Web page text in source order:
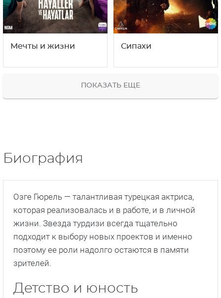
Мечты и жизни Сипахи
ПОКАЗАТЬ ЕЩЕ
Биография
Озге Гюрель — талантливая турецкая актриса,
которая реализовалась и в работе, и в личной
жизни. Звезда турдизи всегда тщательно
подходит к выбору новых проектов и именно
поэтому ее роли надолго остаются в памяти
зрителей.
Детство и юность